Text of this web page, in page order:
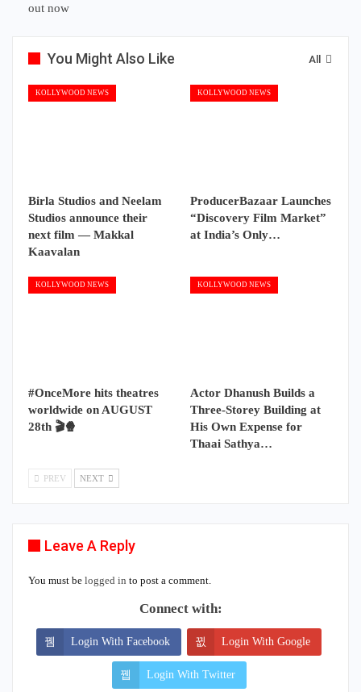
out now
All
You Might Also Like
KOLLYWOOD NEWS
Birla Studios and Neelam
Studios announce their
next film — Makkal
Kaavalan
KOLLYWOOD NEWS
ProducerBazaar Launches
“Discovery Film Market”
at India’s Only…
KOLLYWOOD NEWS
#OnceMore hits theatres
worldwide on AUGUST
28th 🎬🍿
KOLLYWOOD NEWS
Actor Dhanush Builds a
Three-Storey Building at
His Own Expense for
Thaai Sathya…
PREV NEXT
Leave A Reply
You must be logged in to post a comment.
Connect with:
Login With Facebook Login With Google
Login With Twitter